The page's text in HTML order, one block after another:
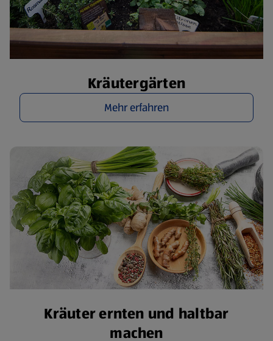
Kräutergärten
Mehr erfahren
Kräuter ernten und haltbar
machen